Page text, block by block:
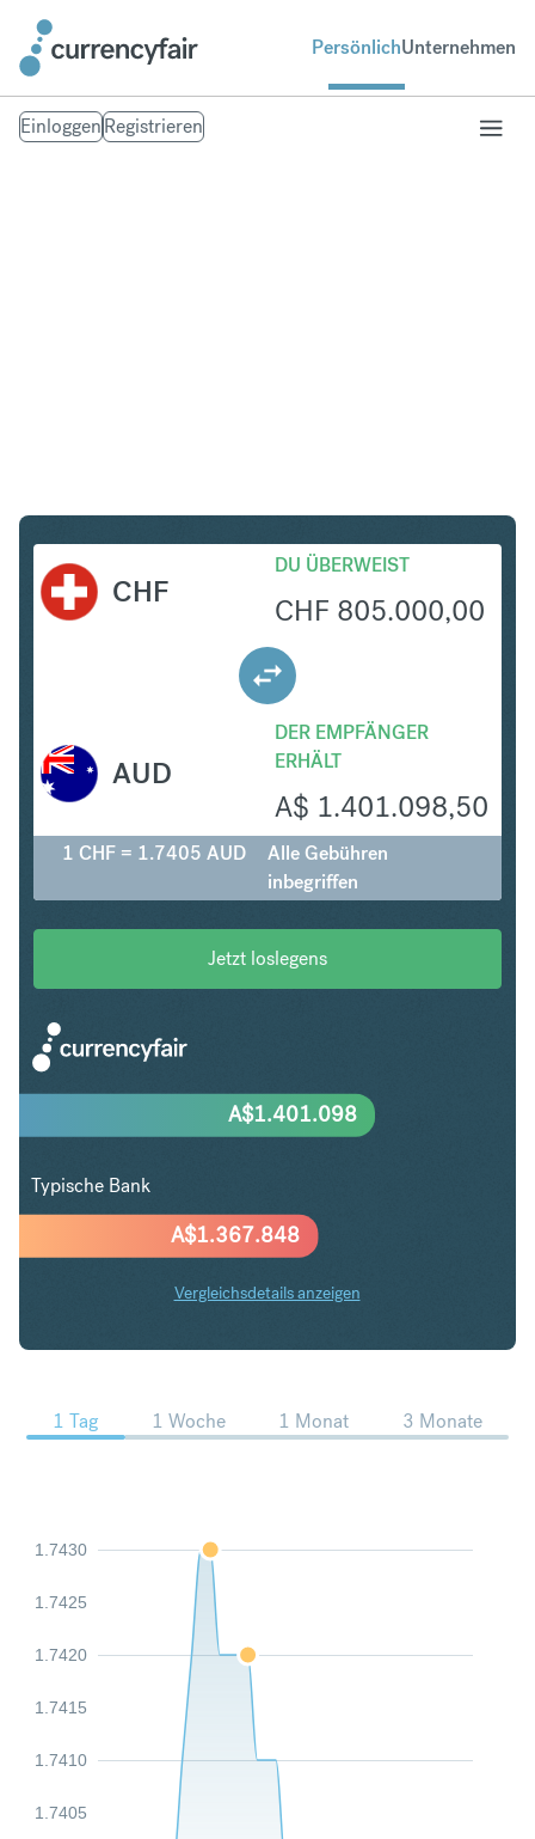
PersönlichUnternehmen
EinloggenRegistrieren
CHF
DU ÜBERWEIST
CHF 805.000,00
DER EMPFÄNGER
ERHÄLT
A$ 1.401.098,50
AUD
1 CHF = 1.7405 AUD
Alle Gebühren
inbegriffen
Jetzt loslegens
A$1.367.848
A$1.401.098
Typische Bank
Vergleichsdetails anzeigen
CHF in AUD Trends
1 Tag 1 Woche 1 Monat 3 Monate
1.7405
1.7410
1.7415
1.7420
1.7425
1.7430